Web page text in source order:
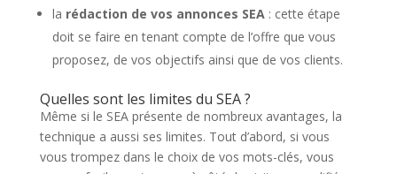
la rédaction de vos annonces SEA : cette étape
doit se faire en tenant compte de l’offre que vous
proposez, de vos objectifs ainsi que de vos clients.
Quelles sont les limites du SEA ?
Même si le SEA présente de nombreux avantages, la
technique a aussi ses limites. Tout d’abord, si vous
vous trompez dans le choix de vos mots-clés, vous